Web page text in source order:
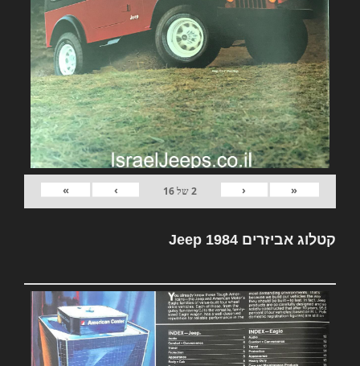
«
‹
2של16
›
»
קטלוג אביזרים Jeep 1984